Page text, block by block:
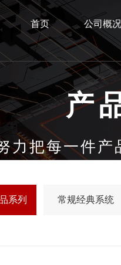
首页 公司概况
产
力把每一件产
系列 常规经典系统